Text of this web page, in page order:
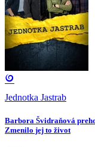
Jednotka Jastrab
Barbora Švidraňová
Zmenilo jej to život